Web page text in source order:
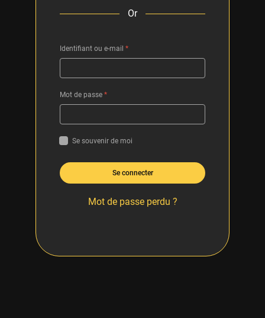
Or
Identifiant ou e-mail *
Mot de passe *
Se souvenir de moi
Se connecter
Mot de passe perdu ?